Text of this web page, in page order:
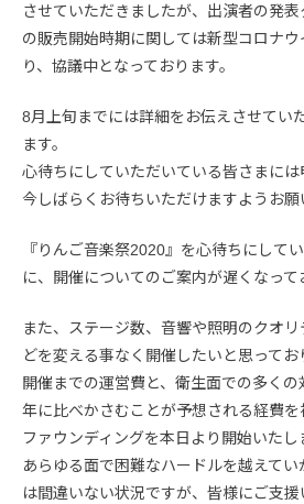
させていただきましたが、出演者の発
の販売開始時期に関しては新型コロナ
り、協議中となっております。
8月上旬までには詳細をお伝えさせてい
ます。
心待ちにしていただいている皆さまには
今しばらくお待ちいただけますようお願
『りんご音楽祭2020』を心待ちにして
に、開催についてのご案内が遅くなって
また、ステージ数、音響や照明のクオ
どを変える事なく開催したいと思ってお
開催までの運営費と、衛生面での多く
年に比べかさむことが予想される経費
ファウンディングを本日より開始いたし
あらゆる面で困難なハードルを越えて
は間違いない状況ですが、皆様にご支